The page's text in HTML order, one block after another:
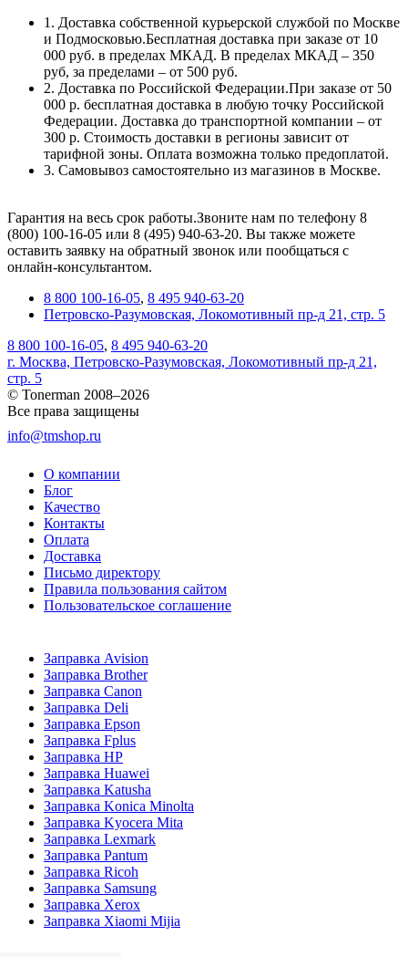
1. Доставка собственной курьерской службой по Москве
и Подмосковью.Бесплатная доставка при заказе от 10
000 руб. в пределах МКАД. В пределах МКАД – 350
руб, за пределами – от 500 руб.
2. Доставка по Российской Федерации.При заказе от 50
000 р. бесплатная доставка в любую точку Российской
Федерации. Доставка до транспортной компании – от
300 р. Стоимость доставки в регионы зависит от
тарифной зоны. Оплата возможна только предоплатой.
3. Самовывоз самостоятельно из магазинов в Москве.
Гарантия на весь срок работы.Звоните нам по телефону 8
(800) 100-16-05 или 8 (495) 940-63-20. Вы также можете
оставить заявку на обратный звонок или пообщаться с
онлайн-консультантом.
8 800 100-16-05, 8 495 940-63-20
Петровско-Разумовская, Локомотивный пр-д 21, стр. 5
8 800 100-16-05, 8 495 940-63-20
г. Москва, Петровско-Разумовская, Локомотивный пр-д 21,
стр. 5
© Tonerman 2008–2026
Все права защищены
info@tmshop.ru
О компании
Блог
Качество
Контакты
Оплата
Доставка
Письмо директору
Правила пользования сайтом
Пользовательское соглашение
Заправка Avision
Заправка Brother
Заправка Canon
Заправка Deli
Заправка Epson
Заправка Fplus
Заправка HP
Заправка Huawei
Заправка Katusha
Заправка Konica Minolta
Заправка Kyocera Mita
Заправка Lexmark
Заправка Pantum
Заправка Ricoh
Заправка Samsung
Заправка Xerox
Заправка Xiaomi Mijia